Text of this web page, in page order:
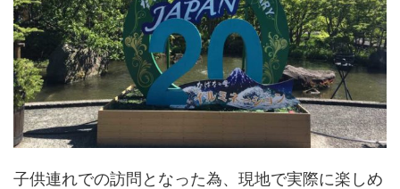
子供連れでの訪問となった為、現地で実際に楽しめ